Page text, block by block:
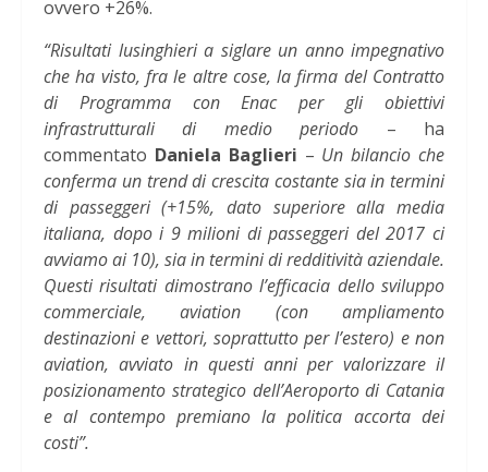
ovvero +26%.
“Risultati lusinghieri a siglare un anno impegnativo
che ha visto, fra le altre cose, la firma del Contratto
di Programma con Enac per gli obiettivi
infrastrutturali di medio periodo – ha
commentato Daniela Baglieri – Un bilancio che
conferma un trend di crescita costante sia in termini
di passeggeri (+15%, dato superiore alla media
italiana, dopo i 9 milioni di passeggeri del 2017 ci
avviamo ai 10), sia in termini di redditività aziendale.
Questi risultati dimostrano l’efficacia dello sviluppo
commerciale, aviation (con ampliamento
destinazioni e vettori, soprattutto per l’estero) e non
aviation, avviato in questi anni per valorizzare il
posizionamento strategico dell’Aeroporto di Catania
e al contempo premiano la politica accorta dei
costi”.